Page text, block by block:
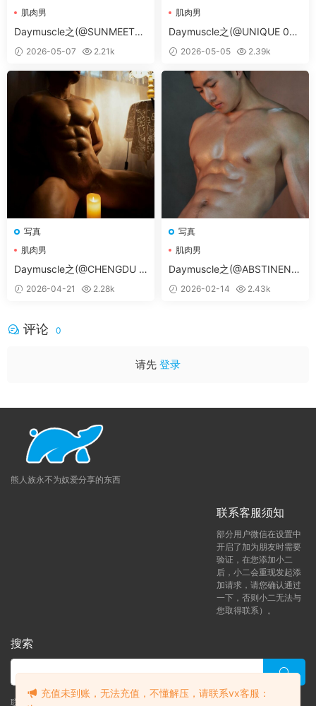
常见问题解决方案
本网站为一次付费全站免费模式
♥无法获取邮箱验证码：如修改密码时无法收到邮箱
信息，请手动登陆您的邮箱后刷新一下，或者联系
后未获得卡号卡密：
会员账号可查看本教程（会员获取教程）如果打开后
视频显示失败，刷新下页面即可。
♥解压方法：
载时，请务必全部下载下来后解压第一个压缩包即
可，文件下载后务必阅读「点击下载」下方的文字。
载」-然后「点击下载」下方有一段文字，请认真阅
压缩包使用了最新的 RAR4和Z7压缩
这款软件压缩的。如
果你无法解压可以尝试使用这个软件解压。Mac电脑
解压后视频无法播放：部分视频使用H256格式压
缩，请下载支持H256格式播放器
这里小编给大家准备了一些好用的软件工具，你们可
肌肉男
Daymuscle之(@SUNMEETER
01）2026-05-07 2.21k
肌肉男
Daymuscle之(@UNIQUE 05
PART 03）
2026-05-05 2.39k
写真
肌肉男
Daymuscle之(@CHENGDU M
EMORIES)
2026-04-21 2.28k
写真
肌肉男
Daymuscle之(@ABSTINENC
E 08 PART 04)
2026-02-14 2.43k
评论 0
请先 登录
熊人族永不为奴爱分享的东西
联系客服须知
部分用户微信在设置中
开启了加为朋友时需要
验证，在您添加小二
后，小二会重现发起添
加请求，请您确认通过
一下，否则小二无法与
您取得联系）。
搜索
联系客服 (添加后告诉客服-来自熊人族咨询问题)
充值未到账，无法充值，不懂解压，请联系vx客服：